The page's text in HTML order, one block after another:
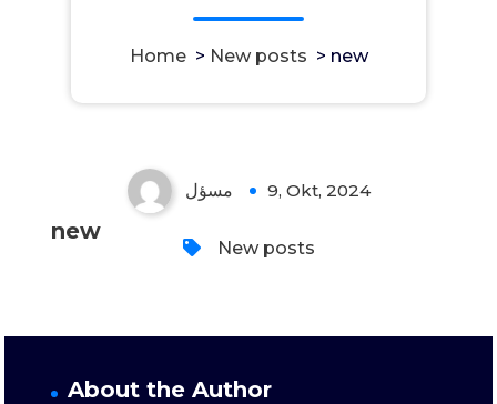
Home> New posts > new
مسؤل 9, Okt, 2024
New posts
new
About the Author